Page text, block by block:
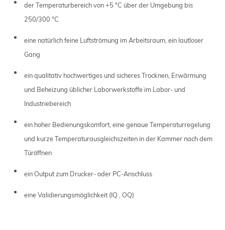
der Temperaturbereich von +5 °C über der Umgebung bis
250/300 °C
eine natürlich feine Luftströmung im Arbeitsraum, ein lautloser
Gang
ein qualitativ hochwertiges und sicheres Trocknen, Erwärmung
und Beheizung üblicher Laborwerkstoffe im Labor- und
Industriebereich
ein hoher Bedienungskomfort, eine genaue Temperaturregelung
und kurze Temperaturausgleichszeiten in der Kammer nach dem
Türöffnen
ein Output zum Drucker- oder PC-Anschluss
eine Validierungsmöglichkeit (IQ , OQ)